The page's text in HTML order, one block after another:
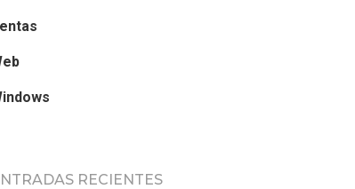
RECIENTES